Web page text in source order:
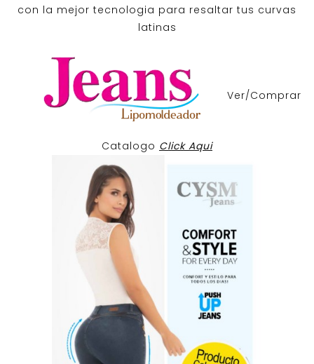
con la mejor tecnologia para resaltar tus curvas
latinas
Ver/Comprar
Catalogo Click Aqui